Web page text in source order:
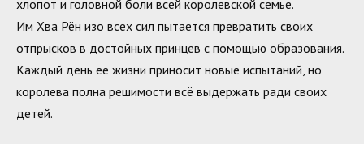
хлопот и головной боли всей королевской семье.
Им Хва Рён изо всех сил пытается превратить своих
отпрысков в достойных принцев с помощью образования.
Каждый день ее жизни приносит новые испытаний, но
королева полна решимости всё выдержать ради своих
детей.